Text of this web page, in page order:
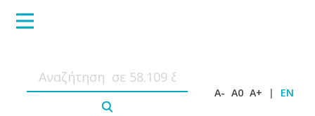
A- A0 A+ | EN